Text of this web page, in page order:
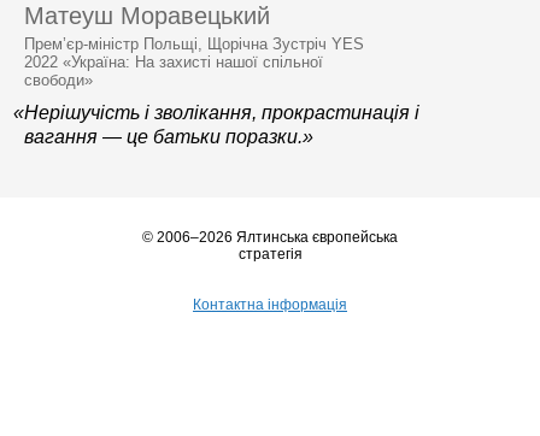
Матеуш Моравецький
Прем’єр-міністр Польщі, Щорічна Зустріч YES
2022 «Україна: На захисті нашої спільної
свободи»
«Нерішучість і зволікання, прокрастинація і
вагання — це батьки поразки.»
© 2006–2026 Ялтинська європейська
стратегія
Контактна інформація